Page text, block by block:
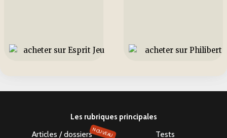
Les rubriques principales
Articles / dossiersNOUVEAU
Tests